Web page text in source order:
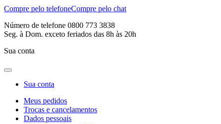
Compre pelo telefoneCompre pelo chat
Número de telefone 0800 773 3838
Seg. à Dom. exceto feriados das 8h às 20h
Sua conta
Sua conta
Meus pedidos
Trocas e cancelamentos
Dados pessoais